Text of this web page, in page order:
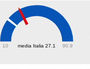
media Italia 27.1
10 90.9